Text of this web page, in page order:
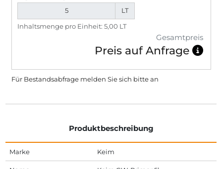
LT
Inhaltsmenge pro Einheit: 5,00 LT
Gesamtpreis
Preis auf Anfrage
Für Bestandsabfrage melden Sie sich bittean
Produktbeschreibung
Marke Keim